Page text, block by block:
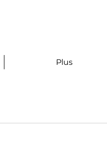
Plus